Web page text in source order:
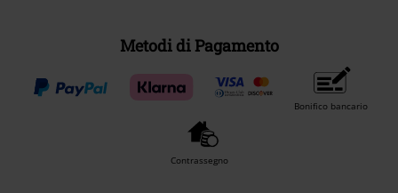
Metodi di Pagamento
Bonifico bancario
Contrassegno